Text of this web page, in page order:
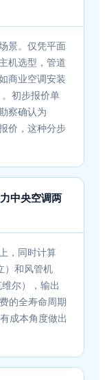
景。仅凭平面
机选型，管道
商业空调安装
初步报价单
察确认为
价，这种分步
中央空调两
，同时计算
）和风管机
尔），输出
的全寿命周期
成本角度做出